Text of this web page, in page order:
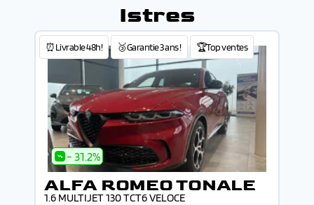
Istres
⏰Livrable 48h! 🥉Garantie 3 ans ! 🏆Top ventes
- 31.2%
ALFA ROMEO TONALE
1.6 MULTIJET 130 TCT6 VELOCE